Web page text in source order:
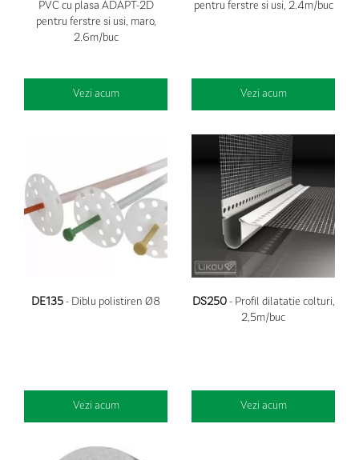
PVC cu plasa ADAPT-2D
pentru ferstre si usi, maro,
2.6m/buc
Vezi acum
pentru ferstre si usi, 2.4m/buc
Vezi acum
DE135 - Diblu polistiren Ø8
Vezi acum
DS250- Profil dilatatie colturi,
2,5m/buc
Vezi acum